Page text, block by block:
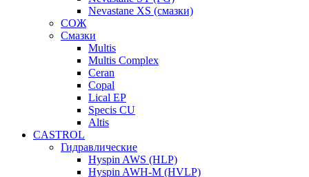
Nevastane XS (смазки)
СОЖ
Смазки
Multis
Multis Complex
Ceran
Copal
Lical EP
Specis CU
Altis
CASTROL
Гидравлические
Hyspin AWS (HLP)
Hyspin AWH-M (HVLP)